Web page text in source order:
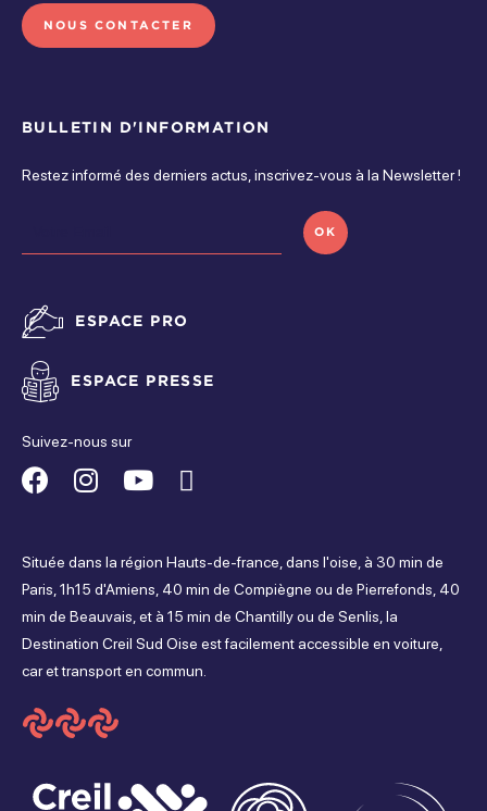
Ouvert de 00h à 00h
Ouvert de 00h à 00h
Parking gratuit
Activités sur place
Animation thématique spécifique Pêche
Piscine intérieure Promenades
NOUS CONTACTER
BULLETIN D'INFORMATION
Restez informé des derniers actus, inscrivez-vous à la Newsletter !
OK
ESPACE PRO
ESPACE PRESSE
Suivez-nous sur
Suivez-
sur
Facebook
Suivez-
sur
Instagram
Suivez-
sur
Youtube
sur
Tripadvisor
Située dans la région Hauts-de-france, dans l'oise, à 30 min de
Paris, 1h15 d'Amiens, 40 min de Compiègne ou de Pierrefonds, 40
min de Beauvais, et à 15 min de Chantilly ou de Senlis, la
Destination Creil Sud Oise est facilement accessible en voiture,
car et transport en commun.